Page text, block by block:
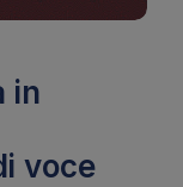
in
voce